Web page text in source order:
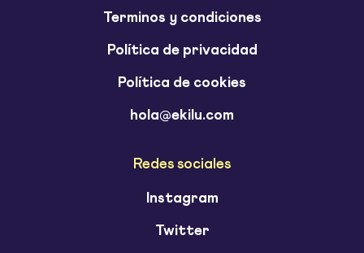
Terminos y condiciones
Política de privacidad
Política de cookies
hola@ekilu.com
Redes sociales
Instagram
Twitter